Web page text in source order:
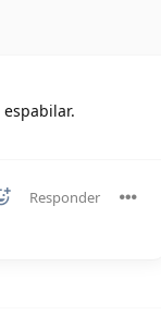
Responder